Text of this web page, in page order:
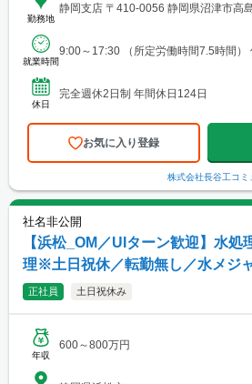
勤務地
就業時間
9:00～17:30 （所定労働時間7.5時間）
休日
完全週休2日制 年間休日124日
お気に入り登録
株式会社長谷工コミ
社名非公開
【浜松_OM／UIターン歓迎】水処
理※土日祝休／転勤無し／水メジ
正社員 土日祝休み
年収
600～800万円